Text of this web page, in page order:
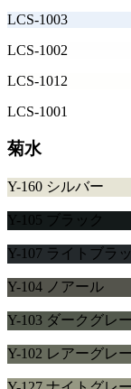
LCS-1003
LCS-1002
LCS-1012
LCS-1001
菊水
Y-160 シルバー
Y-105 ブラック
Y-107 ライトブラ
Y-104 ノアール
Y-103 ダークグレー
Y-102 レアーグレー